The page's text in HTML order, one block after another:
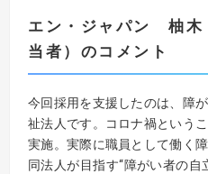
エン・ジャパン 柚木
当者）のコメント
今回採用を支援したのは、障
祉法人です。コロナ禍という
実施。実際に職員として働く
同法人が目指す“障がい者の